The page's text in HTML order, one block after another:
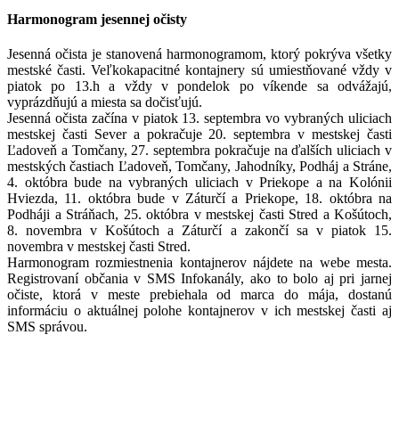
Harmonogram jesennej očisty
Jesenná očista je stanovená harmonogramom, ktorý pokrýva všetky
mestské časti. Veľkokapacitné kontajnery sú umiestňované vždy v
piatok po 13.h a vždy v pondelok po víkende sa odvážajú,
vyprázdňujú a miesta sa dočisťujú.
Jesenná očista začína v piatok 13. septembra vo vybraných uliciach
mestskej časti Sever a pokračuje 20. septembra v mestskej časti
Ľadoveň a Tomčany, 27. septembra pokračuje na ďalších uliciach v
mestských častiach Ľadoveň, Tomčany, Jahodníky, Podháj a Stráne,
4. októbra bude na vybraných uliciach v Priekope a na Kolónii
Hviezda, 11. októbra bude v Záturčí a Priekope, 18. októbra na
Podháji a Stráňach, 25. októbra v mestskej časti Stred a Košútoch,
8. novembra v Košútoch a Záturčí a zakončí sa v piatok 15.
novembra v mestskej časti Stred.
Harmonogram rozmiestnenia kontajnerov nájdete na webe mesta.
Registrovaní občania v SMS Infokanály, ako to bolo aj pri jarnej
očiste, ktorá v meste prebiehala od marca do mája, dostanú
informáciu o aktuálnej polohe kontajnerov v ich mestskej časti aj
SMS správou.